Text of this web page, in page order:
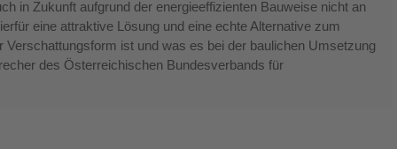
in Zukunft aufgrund der energieeffizienten Bauweise nicht an
eine attraktive Lösung und eine echte Alternative zum
Verschattungsform ist und was es bei der baulichen Umsetzung
des Österreichischen Bundesverbands für